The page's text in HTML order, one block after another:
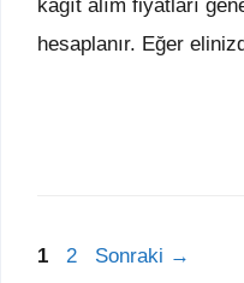
kağıt alım fiyatları
hesaplanır. Eğer
Sayfa
1 Sayfa
2 Sonraki →